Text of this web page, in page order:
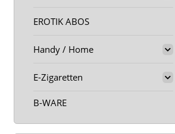
EROTIK ABOS
Handy / Home
E-Zigaretten
B-WARE